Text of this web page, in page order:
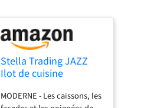
Stella Trading JAZZ
Ilot de cuisine
travail indépendant en
MODERNE - Les caissons, les